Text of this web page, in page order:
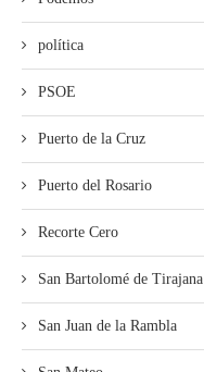
política
PSOE
Puerto de la Cruz
Puerto del Rosario
Recorte Cero
San Bartolomé de Tirajana
San Juan de la Rambla